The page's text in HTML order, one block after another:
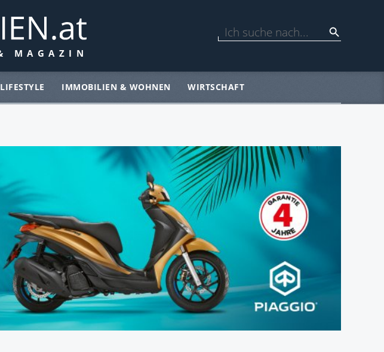
LIFESTYLE IMMOBILIEN & WOHNEN WIRTSCHAFT